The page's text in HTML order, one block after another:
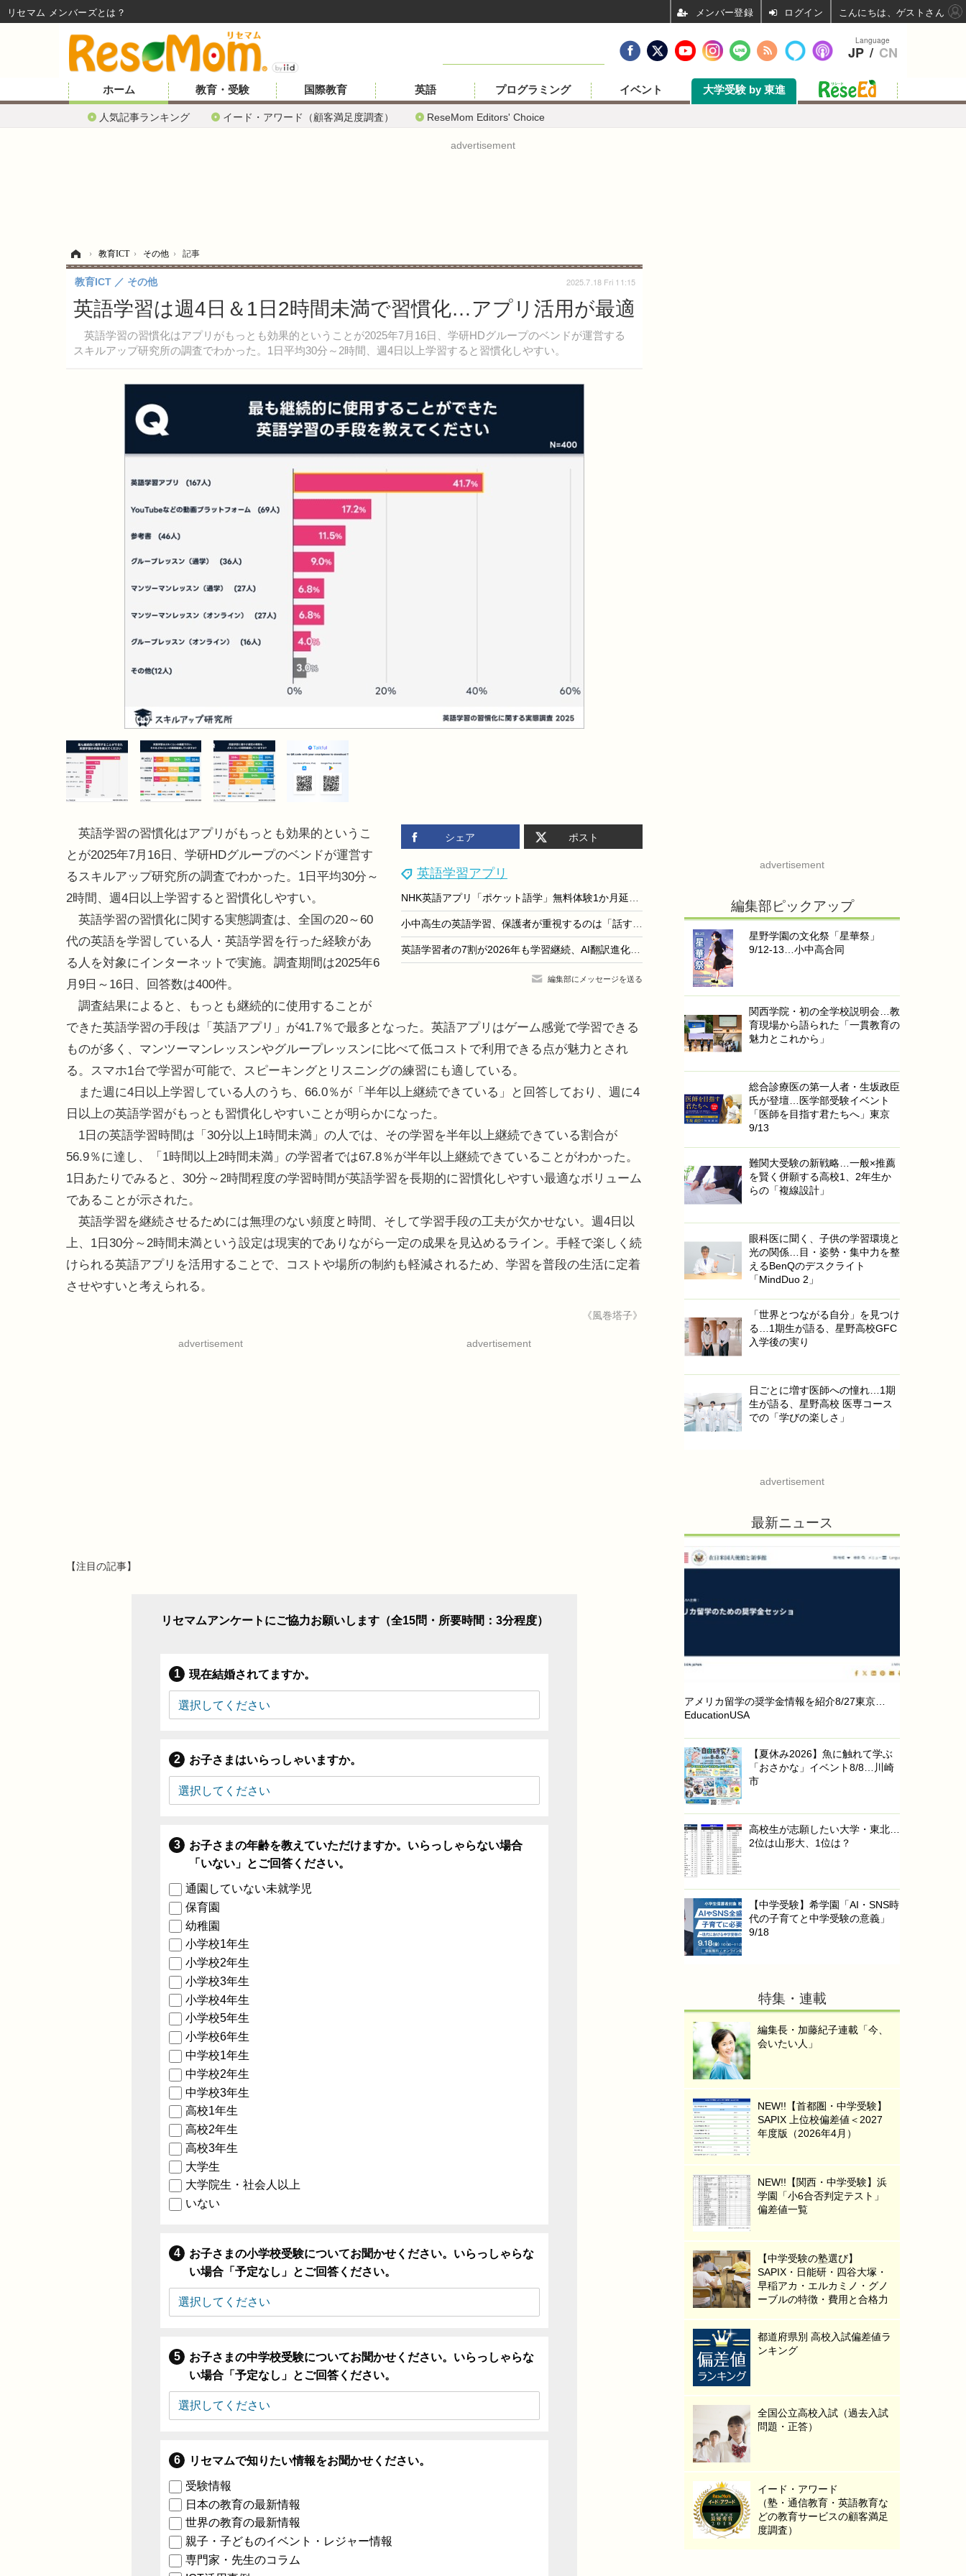
ホーム
人気記事ランキング イード・アワード（顧客満足度調査） ReseMom Editors' Choice
教育・受験 国際教育 英語 プログラミング イベント 大学受験 by 東進
advertisement
› 教育ICT › その他 › 記事
英語学習は週4日＆1日2時間未満で習慣化…アプリ活用が最適
英語学習の習慣化はアプリがもっとも効果的ということが2025年7月16日、学研HDグループのベンドが運営する
スキルアップ研究所の調査でわかった。1日平均30分～2時間、週4日以上学習すると習慣化しやすい。
教育ICT その他 2025.7.18 Fri 11:15
シェア ポスト
英語学習アプリ
NHK英語アプリ「ポケット語学」無料体験1か月延長、4/21まで
小中高生の英語学習、保護者が重視するのは「話す力」栄光調査
英語学習者の7割が2026年も学習継続、AI翻訳進化でも「話す力」重視
編集部にメッセージを送る
英語学習の習慣化はアプリがもっとも効果的というこ
とが2025年7月16日、学研HDグループのベンドが運営す
るスキルアップ研究所の調査でわかった。1日平均30分～
2時間、週4日以上学習すると習慣化しやすい。
英語学習の習慣化に関する実態調査は、全国の20～60
代の英語を学習している人・英語学習を行った経験があ
る人を対象にインターネットで実施。調査期間は2025年6
月9日～16日、回答数は400件。
調査結果によると、もっとも継続的に使用することが
できた英語学習の手段は「英語アプリ」が41.7％で最多となった。英語アプリはゲーム感覚で学習できる
ものが多く、マンツーマンレッスンやグループレッスンに比べて低コストで利用できる点が魅力とされ
る。スマホ1台で学習が可能で、スピーキングとリスニングの練習にも適している。
また週に4日以上学習している人のうち、66.0％が「半年以上継続できている」と回答しており、週に4
日以上の英語学習がもっとも習慣化しやすいことが明らかになった。
1日の英語学習時間は「30分以上1時間未満」の人では、その学習を半年以上継続できている割合が
56.9％に達し、「1時間以上2時間未満」の学習者では67.8％が半年以上継続できていることがわかった。
1日あたりでみると、30分～2時間程度の学習時間が英語学習を長期的に習慣化しやすい最適なボリューム
であることが示された。
英語学習を継続させるためには無理のない頻度と時間、そして学習手段の工夫が欠かせない。週4日以
上、1日30分～2時間未満という設定は現実的でありながら一定の成果を見込めるライン。手軽で楽しく続
けられる英語アプリを活用することで、コストや場所の制約も軽減されるため、学習を普段の生活に定着
させやすいと考えられる。
《風巻塔子》
advertisement advertisement
【注目の記事】
リセマムアンケートにご協力お願いします（全15問・所要時間：3分程度）
現在結婚されてますか。
お子さまはいらっしゃいますか。
お子さまの年齢を教えていただけますか。いらっしゃらない場合
「いない」とご回答ください。
通園していない未就学児
保育園
幼稚園
小学校1年生
小学校2年生
小学校3年生
小学校4年生
小学校5年生
小学校6年生
中学校1年生
中学校2年生
中学校3年生
高校1年生
高校2年生
高校3年生
大学生
大学院生・社会人以上
いない
お子さまの小学校受験についてお聞かせください。いらっしゃらな
い場合「予定なし」とご回答ください。
お子さまの中学校受験についてお聞かせください。いらっしゃらな
い場合「予定なし」とご回答ください。
リセマムで知りたい情報をお聞かせください。
受験情報
日本の教育の最新情報
世界の教育の最新情報
親子・子どものイベント・レジャー情報
専門家・先生のコラム
advertisement
編集部ピックアップ
星野学園の文化祭「星華祭」
9/12-13…小中高合同
関西学院・初の全学校説明会…教
育現場から語られた「一貫教育の
魅力とこれから」
総合診療医の第一人者・生坂政臣
氏が登壇…医学部受験イベント
「医師を目指す君たちへ」東京
9/13
難関大受験の新戦略…一般×推薦
を賢く併願する高校1、2年生か
らの「複線設計」
眼科医に聞く、子供の学習環境と
光の関係…目・姿勢・集中力を整
えるBenQのデスクライト
「MindDuo 2」
「世界とつながる自分」を見つけ
る…1期生が語る、星野高校GFC
入学後の実り
日ごとに増す医師への憧れ…1期
生が語る、星野高校 医専コース
での「学びの楽しさ」
advertisement
最新ニュース
アメリカ留学の奨学金情報を紹介8/27東京…
EducationUSA
【夏休み2026】魚に触れて学ぶ
「おさかな」イベント8/8…川崎
市
高校生が志願したい大学・東北…
2位は山形大、1位は？
【中学受験】希学園「AI・SNS時
代の子育てと中学受験の意義」
9/18
特集・連載
編集長・加藤紀子連載「今、
会いたい人」
NEW!!【首都圏・中学受験】
SAPIX 上位校偏差値＜2027
年度版（2026年4月）
NEW!!【関西・中学受験】浜
学園「小6合否判定テスト」
偏差値一覧
【中学受験の塾選び】
SAPIX・日能研・四谷大塚・
早稲アカ・エルカミノ・グノ
ーブルの特徴・費用と合格力
都道府県別 高校入試偏差値ラ
ンキング
全国公立高校入試（過去入試
問題・正答）
イード・アワード
（塾・通信教育・英語教育な
どの教育サービスの顧客満足
度調査）
Language
JP / CN
リセマム メンバーズ ログイン こんにちは、ゲストさん